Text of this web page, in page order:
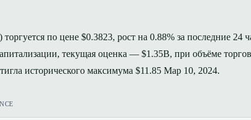
по цене $0.3823, рост на 0.88% за последние 24
текущая оценка — $1.35B, при объёме
исторического максимума $11.85 Мар 10, 2024.